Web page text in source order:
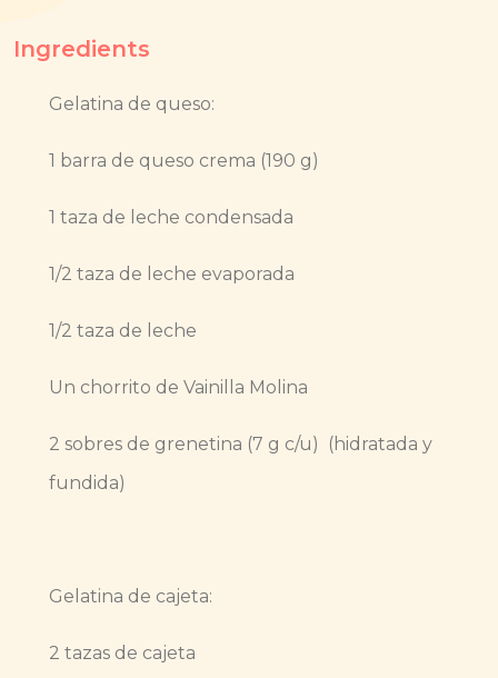
Ingredients
Gelatina de queso:
1 barra de queso crema (190 g)
1 taza de leche condensada
1/2 taza de leche evaporada
1/2 taza de leche
Un chorrito de Vainilla Molina
2 sobres de grenetina (7 g c/u) (hidratada y
fundida)
Gelatina de cajeta:
2 tazas de cajeta